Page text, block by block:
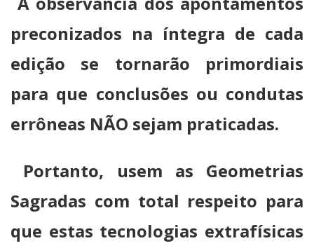
preconizados na íntegra de cada
edição se tornarão primordiais
para que conclusões ou condutas
errôneas NÃO sejam praticadas.
Portanto, usem as Geometrias
Sagradas com total respeito para
que estas tecnologias extrafísicas